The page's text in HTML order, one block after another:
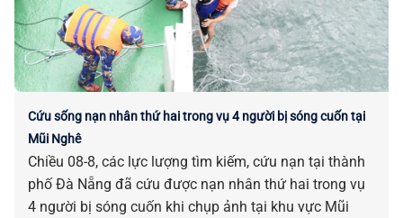
Cứu sống nạn nhân thứ hai trong vụ 4 người bị sóng cuốn tại
Mũi Nghê
Chiều 08-8, các lực lượng tìm kiếm, cứu nạn tại thành
phố Đà Nẵng đã cứu được nạn nhân thứ hai trong vụ
4 người bị sóng cuốn khi chụp ảnh tại khu vực Mũi